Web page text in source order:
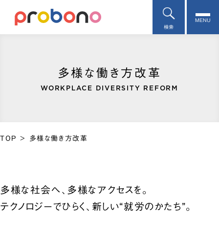
検索
MENU
多様な働き方改革
WORKPLACE DIVERSITY REFORM
TOP > 多様な働き方改革
多様な社会へ、多様なアクセスを。
テクノロジーでひらく、新しい“就労のかたち”。